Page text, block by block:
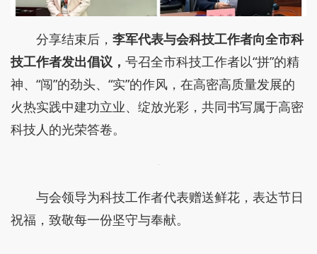
分享结束后， 李军代表与会科技工作者向全市科
技工作者发出倡议， 号召全市科技工作者以“拼”的精
神、“闯”的劲头、“实”的作风，在高密高质量发展的
火热实践中建功立业、绽放光彩，共同书写属于高密
科技人的光荣答卷。
与会领导为科技工作者代表赠送鲜花，表达节日
祝福，致敬每一份坚守与奉献。